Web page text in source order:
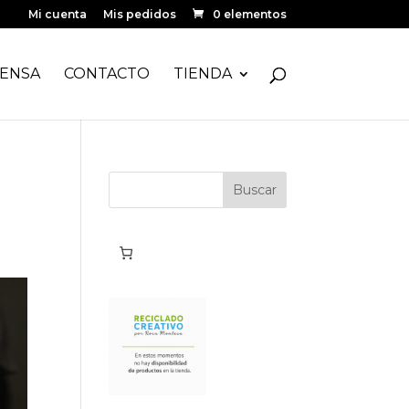
Mi cuenta Mis pedidos 0 elementos
CONTACTO TIENDA